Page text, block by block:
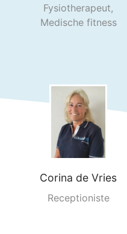
Fysiotherapeut,
Medische fitness
Corina de Vries
Receptioniste